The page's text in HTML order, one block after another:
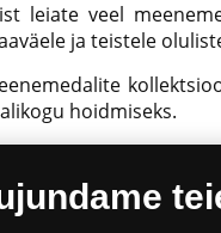
leiate veel
ja teistele
hoidmiseks.
on kaasas vastava